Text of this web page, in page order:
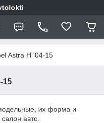
Astra H '04-15
15
их форма и
авто.